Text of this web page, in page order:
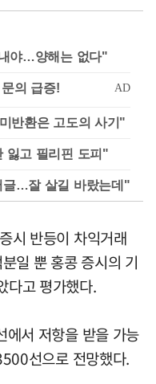
야…양해는 없다"
반환은 고도의 사기"
잃고 필리핀 도피"
글…잘 살길 바랐는데"
시 반등이 차익거래
일 뿐 홍콩 증시의 기
다고 평가했다.
서 저항을 받을 가능
선으로 전망했다.